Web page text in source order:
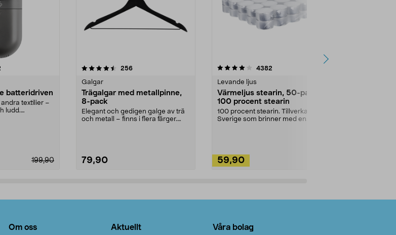
batteridriven
textilier –
ludd.
199,90
stjärnor 256recensioner
Galgar
Trägalgar med metallpinne,
8-pack
Elegant och gedigen galge av trä
och metall – finns i flera färger.
79,90
4.0av 5 stjärnor 4382
Levande ljus
Värmeljus stearin, 50-pack,
100 procent stearin
100 procent stearin. Tillverkade i
Sverige som brinner med en
59,90
4.5av 5 stjärnor
Om oss Aktuellt Våra bolag